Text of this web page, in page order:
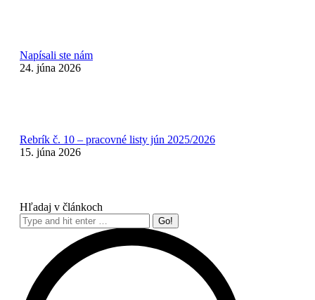
Napísali ste nám
24. júna 2026
Rebrík č. 10 – pracovné listy jún 2025/2026
15. júna 2026
Hľadaj v článkoch
Search: